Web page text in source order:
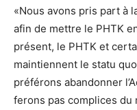
«Nous avons pris part à
afin de mettre le PHTK
présent, le PHTK et
maintiennent le statu
préférons abandonner
ferons pas complices du